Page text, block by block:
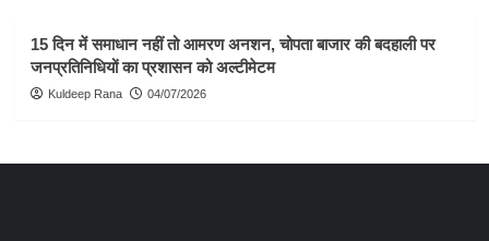
15 दिन में समाधान नहीं तो आमरण अनशन, चोपता बाजार की बदहाली पर
जनप्रतिनिधियों का प्रशासन को अल्टीमेटम
Kuldeep Rana 04/07/2026